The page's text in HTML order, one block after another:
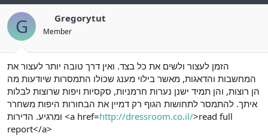
G Gregorytut
Member
הזמן לעצור ולשים את כל בצד. ואין דרך טובה יותר לעצור את
המחשבות והדאגות, מאשר בילוי מענג שכולו התמסרות שיודעות מה
הן רוצות, והן תמיד ישנן נערות חרמניות, סקסיות ויפות שרוצות לבלות
איתך. להתמסר לתחושות הגוף רק דמיין את הבחורות היפות משחרר
ומרגיע. הדירות <a href=http://dressroom.co.il/>read full
report</a>